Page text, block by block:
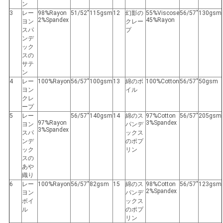
求
さ
PRIVACY
POLICY
ン
3
レー
ヨン
スパ
ンデ
ック
スの
サテ
ン
98%Rayon
2%Spandex
51/52" 115gsm 12
幻影の
クレー
プ
55%Viscose
45%Rayon
56/57" 130gsm
4
レー
ヨン
クレ
ープ
100%Rayon56/57" 100gsm 13
綿のボ
イル
100%Cotton56/57"50gsm
5
レー
ヨン
スパ
ンデ
ック
スの
あや
織り
97%Rayon
3%Spandex
56/57" 140gsm 14
綿のス
パンデ
ックス
のポプ
リン
97%Cotton
3%Spandex
56/57" 205gsm
6
レー
ヨン
ボイ
ル
100%Rayon56/57" 82gsm 15
綿のス
パンデ
ックス
のポプ
リン
98%Cotton
2%Spandex
56/57" 123gsm